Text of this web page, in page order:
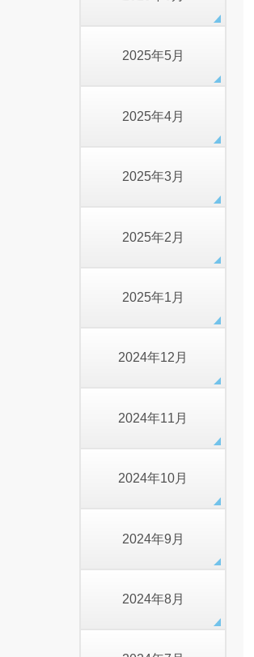
2025年5月
2025年4月
2025年3月
2025年2月
2025年1月
2024年12月
2024年11月
2024年10月
2024年9月
2024年8月